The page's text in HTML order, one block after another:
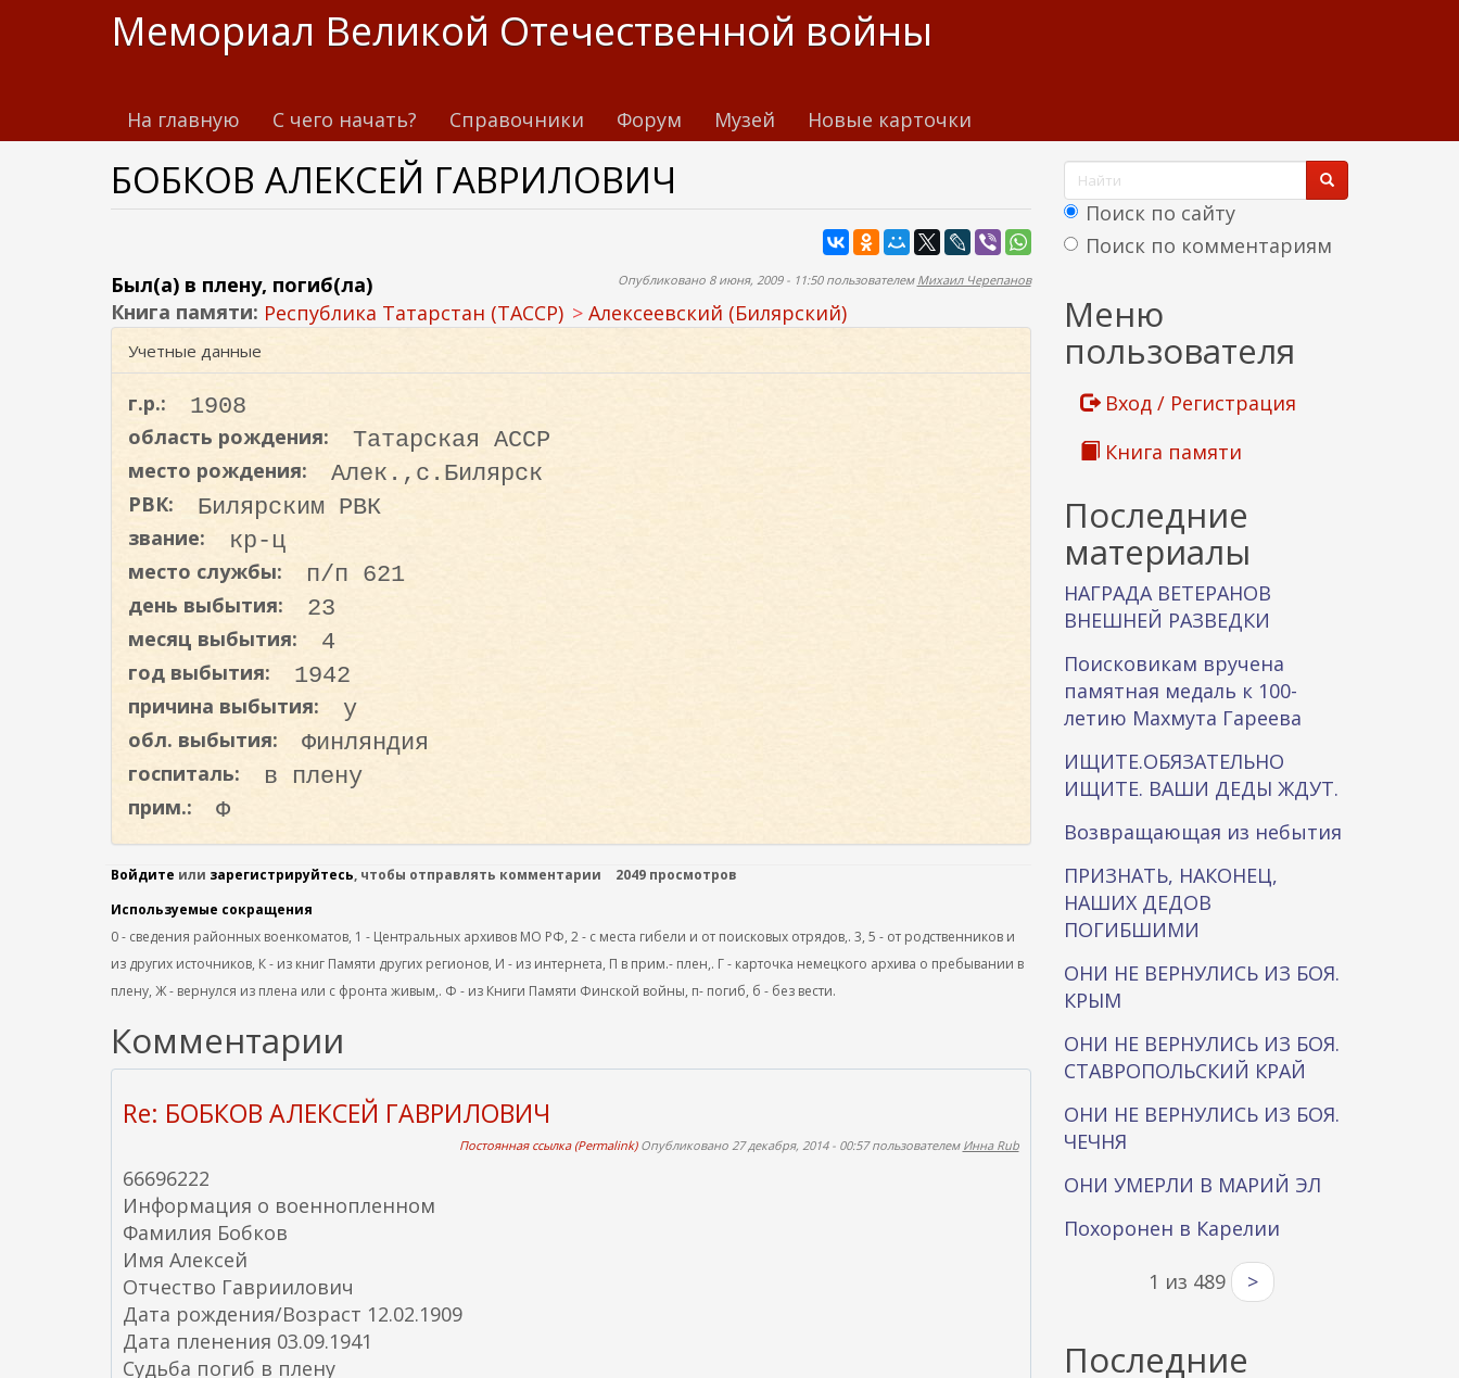
т
Мемориал Великой Отечественной войны
На главную С чего начать? Справочники Форум Музей Новые карточки
БОБКОВ АЛЕКСЕЙ ГАВРИЛОВИЧ
Опубликовано 8 июня, 2009 - 11:50 пользователем Михаил Черепанов
Был(а) в плену, погиб(ла)
Книга памяти: Республика Татарстан (ТАССР) Алексеевский (Билярский)
Учетные данные
г.р.: 1908
область рождения: Татарская АССР
место рождения: Алек.,с.Билярск
РВК: Билярским РВК
звание: кр-ц
место службы: п/п 621
день выбытия: 23
месяц выбытия: 4
год выбытия: 1942
причина выбытия: у
обл. выбытия: Финляндия
госпиталь: в плену
прим.: Ф
Войдите или зарегистрируйтесь, чтобы отправлять комментарии
2049 просмотров
Используемые сокращения
0 - сведения районных военкоматов, 1 - Центральных архивов МО РФ, 2 - с места гибели и от поисковых отрядов,. 3, 5 - от родственников и
из других источников, К - из книг Памяти других регионов, И - из интернета, П в прим.- плен,. Г - карточка немецкого архива о пребывании в
плену, Ж - вернулся из плена или с фронта живым,. Ф - из Книги Памяти Финской войны, п- погиб, б - без вести.
Комментарии
Re: БОБКОВ АЛЕКСЕЙ ГАВРИЛОВИЧ
Постоянная ссылка (Permalink)Опубликовано 27 декабря, 2014 - 00:57 пользователем Инна Rub
66696222
Информация о военнопленном
Фамилия Бобков
Имя Алексей
Отчество Гавриилович
Дата рождения/Возраст 12.02.1909
Дата пленения 03.09.1941
Судьба погиб в плену
Ф
о
р
а
п
о
и
к
а
Поиск по сайту
Поиск по комментариям
Меню
пользователя
Вход / Регистрация
Книга памяти
Последние
материалы
НАГРАДА ВЕТЕРАНОВ
ВНЕШНЕЙ РАЗВЕДКИ
Поисковикам вручена
памятная медаль к 100-
летию Махмута Гареева
ИЩИТЕ.ОБЯЗАТЕЛЬНО
ИЩИТЕ. ВАШИ ДЕДЫ ЖДУТ.
Возвращающая из небытия
ПРИЗНАТЬ, НАКОНЕЦ,
НАШИХ ДЕДОВ
ПОГИБШИМИ
ОНИ НЕ ВЕРНУЛИСЬ ИЗ БОЯ.
КРЫМ
ОНИ НЕ ВЕРНУЛИСЬ ИЗ БОЯ.
СТАВРОПОЛЬСКИЙ КРАЙ
ОНИ НЕ ВЕРНУЛИСЬ ИЗ БОЯ.
ЧЕЧНЯ
ОНИ УМЕРЛИ В МАРИЙ ЭЛ
Похоронен в Карелии
1 из 489 >
Последние